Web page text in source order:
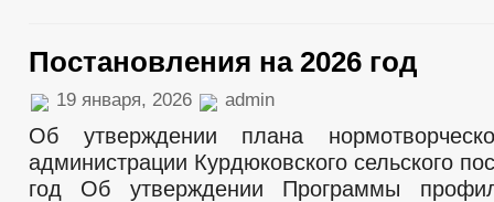
Постановления на 2026 год
19 января, 2026 admin
Об утверждении плана
администрации Курдюковского сельского
год Об утверждении Программы